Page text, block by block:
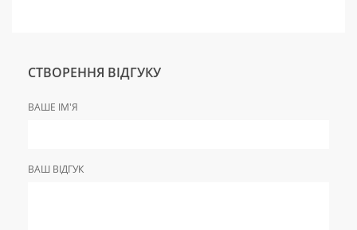
СТВОРЕННЯ ВІДГУКУ
ВАШЕ ІМ'Я
ВАШ ВІДГУК